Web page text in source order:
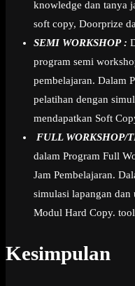
knowledge dan tanya
soft copy, Doorprize
SEMI WORKSHOP :
program semi
pembelajaran. Dalam
pelatihan dengan
mendapatkan Soft
FULL WORKSHOP/
dalam Program Full
Jam Pembelajaran.
simulasi lapangan dan
Modul Hard Copy.
Kesimpulan